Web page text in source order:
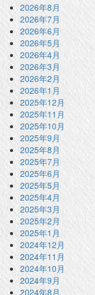
2026年8月
2026年7月
2026年6月
2026年5月
2026年4月
2026年3月
2026年2月
2026年1月
2025年12月
2025年11月
2025年10月
2025年9月
2025年8月
2025年7月
2025年6月
2025年5月
2025年4月
2025年3月
2025年2月
2025年1月
2024年12月
2024年11月
2024年10月
2024年9月
2024年8月